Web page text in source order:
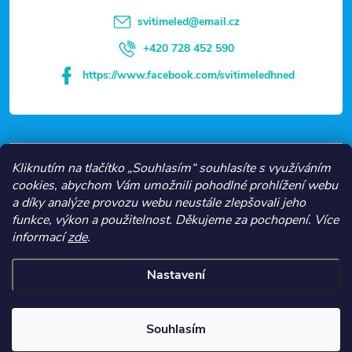
Kliknutím na tlačítko „Souhlasím“ souhlasíte s využíváním
cookies, abychom Vám umožnili pohodlné prohlížení webu
a díky analýze provozu webu neustále zlepšovali jeho
funkce, výkon a použitelnost. Děkujeme za pochopení. Více
informacízde.
Nastavení
Souhlasím
VŠE O NÁKUPU
NEJČASTĚJŠÍ KATEGORIE
svitimeled@email.cz
+420 728 452 590
https://www.facebook.com/svitimeledhned
Copyright 2026Svítíme LED. Všechna práva vyhrazena.